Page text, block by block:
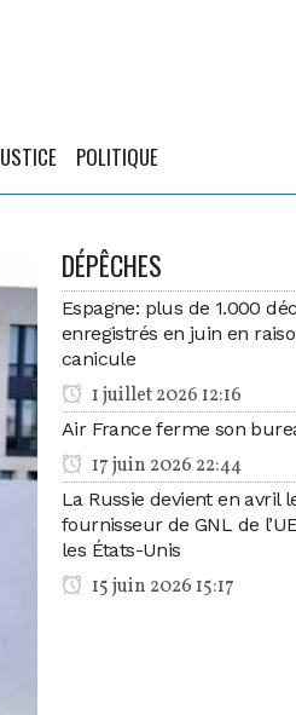
POLITIQUE
DÉPÊCHES
Espagne: plus de 1.000
enregistrés en juin en
canicule
1 juillet 2026 12:16
Air France ferme son
17 juin 2026 22:44
La Russie devient en avril
fournisseur de GNL de
les États-Unis
15 juin 2026 15:17